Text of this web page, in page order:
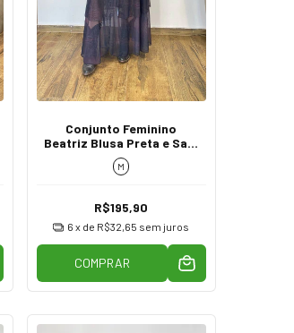
Conjunto Feminino
Beatriz Blusa Preta e Saia
Xadrez Tule
M
R$195,90
6 x de R$32,65 sem juros
COMPRAR